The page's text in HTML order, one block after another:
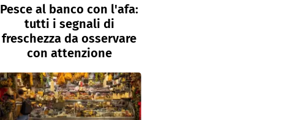
Pesce al banco con l'afa:
tutti i segnali di
freschezza da osservare
con attenzione